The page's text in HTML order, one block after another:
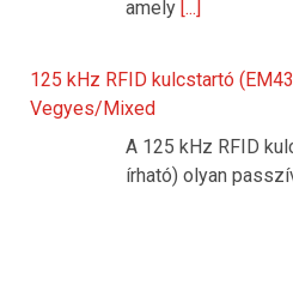
amely [...]
125 kHz RFID kulcstartó
Vegyes/Mixed
A 125 kHz RFID
írható) olyan